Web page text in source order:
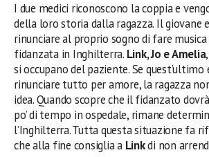
I due medici riconoscono la coppia e
della loro storia dalla ragazza. Il giovane
rinunciare al proprio sogno di fare
fidanzata in Inghilterra. Link, Jo e Amelia
si occupano del paziente. Se
rinunciare tutto per amore, la ragazza
idea. Quando scopre che il fidanzato
po’ di tempo in ospedale, rimane
l’Inghilterra. Tutta questa situazione fa
che alla fine consiglia a Linkdi non